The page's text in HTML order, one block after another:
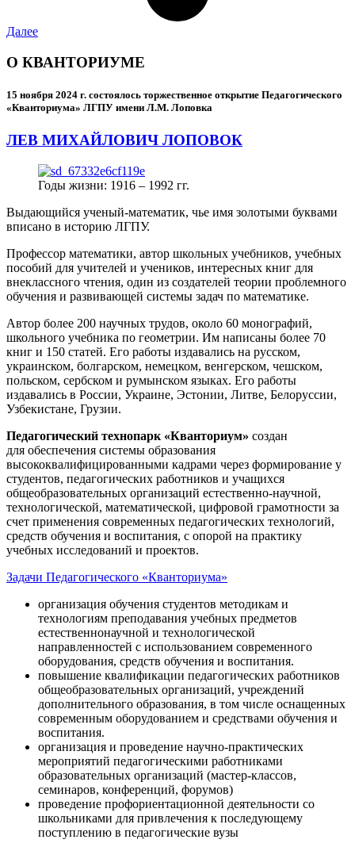
Далее
О КВАНТОРИУМЕ
15 ноября 2024 г. состоялось торжественное открытие Педагогического
«Кванториума» ЛГПУ имени Л.М. Лоповка
ЛЕВ МИХАЙЛОВИЧ ЛОПОВОК
Годы жизни: 1916 – 1992 гг.
Выдающийся ученый-математик, чье имя золотыми буквами
вписано в историю ЛГПУ.
Профессор математики, автор школьных учебников, учебных
пособий для учителей и учеников, интересных книг для
внеклассного чтения, один из создателей теории проблемного
обучения и развивающей системы задач по математике.
Автор более 200 научных трудов, около 60 монографий,
школьного учебника по геометрии. Им написаны более 70
книг и 150 статей. Его работы издавались на русском,
украинском, болгарском, немецком, венгерском, чешском,
польском, сербском и румынском языках. Его работы
издавались в России, Украине, Эстонии, Литве, Белоруссии,
Узбекистане, Грузии.
Педагогический технопарк «Кванториум» создан
для обеспечения системы образования
высококвалифицированными кадрами через формирование у
студентов, педагогических работников и учащихся
общеобразовательных организаций естественно-научной,
технологической, математической, цифровой грамотности за
счет применения современных педагогических технологий,
средств обучения и воспитания, с опорой на практику
учебных исследований и проектов.
Задачи Педагогического «Кванториума»
организация обучения студентов методикам и
технологиям преподавания учебных предметов
естественнонаучной и технологической
направленностей с использованием современного
оборудования, средств обучения и воспитания.
повышение квалификации педагогических работников
общеобразовательных организаций, учреждений
дополнительного образования, в том числе оснащенных
современным оборудованием и средствами обучения и
воспитания.
организация и проведение научно-практических
мероприятий педагогическими работниками
образовательных организаций (мастер-классов,
семинаров, конференций, форумов)
проведение профориентационной деятельности со
школьниками для привлечения к последующему
поступлению в педагогические вузы